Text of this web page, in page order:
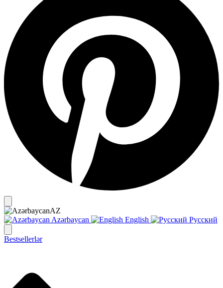
AZ
Azərbaycan
English Русский
Bestsellerlər